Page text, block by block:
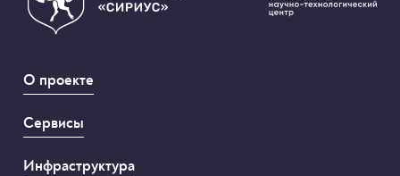
О проекте
Сервисы
Инфраструктура